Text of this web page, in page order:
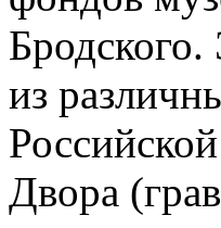
из
Двора